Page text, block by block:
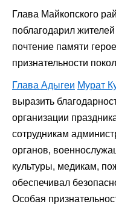
Глава Майкопского
поблагодарил
почтение памяти
признательности
Глава Адыгеи Мурат
выразить
организации
сотрудникам
органов,
культуры, медикам,
обеспечивал
Особая